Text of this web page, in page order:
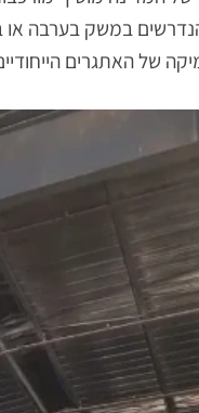
המדינה מוסיף
במשק בערבה או